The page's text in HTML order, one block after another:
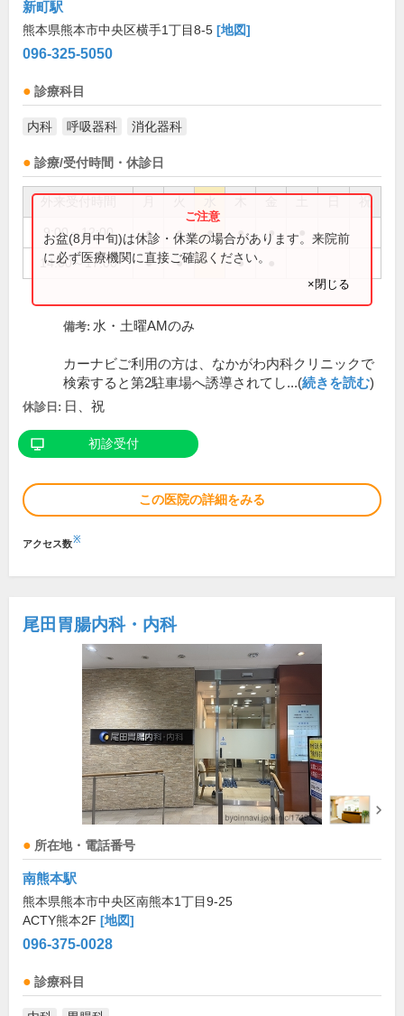
新町駅
熊本県熊本市中央区横手1丁目8-5 [地図]
096-325-5050
診療科目
内科 呼吸器科 消化器科
診療/受付時間・休診日
祝
9:00～12:00 ● ● ● ● ●
14:00～17:00 ● ● ●
お盆(8月中旬)は休診・休業の場合があります。来院前
に必ず医療機関に直接ご確認ください。
×閉じる
備考: 水・土曜AMのみ
カーナビご利用の方は、なかがわ内科クリニックで
検索すると第2駐車場へ誘導されてし...(続きを読む)
休診日: 日、祝
初診受付
この医院の詳細をみる
アクセス数※
尾田胃腸内科・内科
所在地・電話番号
南熊本駅
熊本県熊本市中央区南熊本1丁目9-25
ACTY熊本2F [地図]
096-375-0028
診療科目